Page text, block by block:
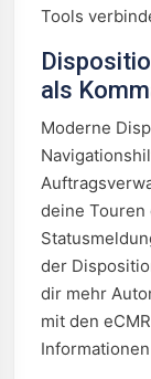
Tools
als
Moderne
deine Touren
der
dir mehr
mit den